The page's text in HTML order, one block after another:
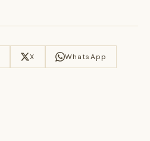
X WhatsApp